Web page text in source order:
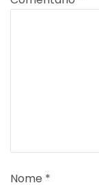
Nome *